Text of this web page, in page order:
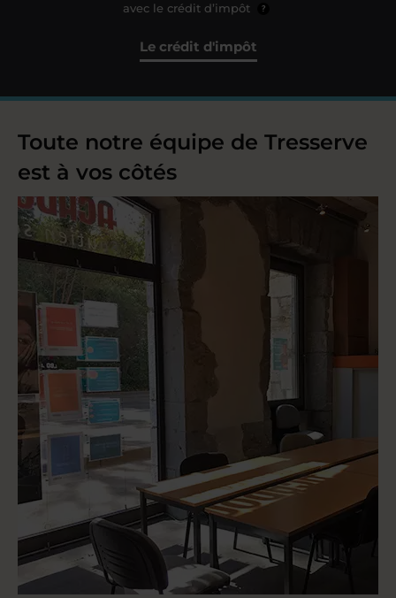
avec le crédit d’impôt ?
Le crédit d'impôt
Toute notre équipe de Tresserve
est à vos côtés